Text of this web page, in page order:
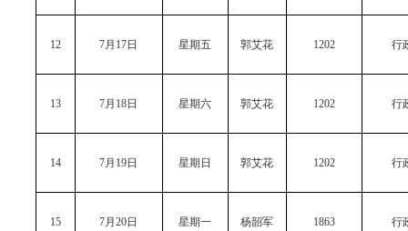
12 7月17日 星期五 郭艾花 1202 行
13 7月18日 星期六 郭艾花 1202 行
14 7月19日 星期日 郭艾花 1202 行
15 7月20日 星期一 杨韶军 1863 行